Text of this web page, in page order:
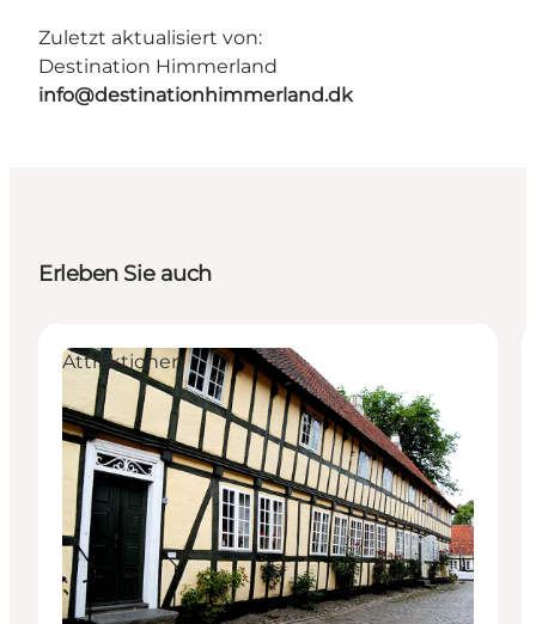
Zuletzt aktualisiert von:
Destination Himmerland
info@destinationhimmerland.dk
Erleben Sie auch
Attraktionen